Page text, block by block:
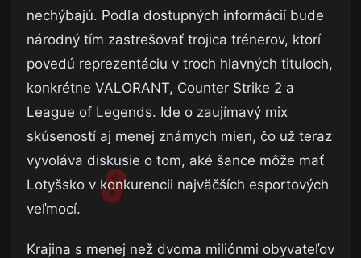
nechýbajú. Podľa dostupných informácií bude
národný tím zastrešovať trojica trénerov, ktorí
povedú reprezentáciu v troch hlavných tituloch,
konkrétne VALORANT, Counter Strike 2 a
League of Legends. Ide o zaujímavý mix
skúseností aj menej známych mien, čo už teraz
vyvoláva diskusie o tom, aké šance môže mať
Lotyšsko v konkurencii najväčších esportových
veľmocí.
Krajina s menej než dvoma miliónmi obyvateľov